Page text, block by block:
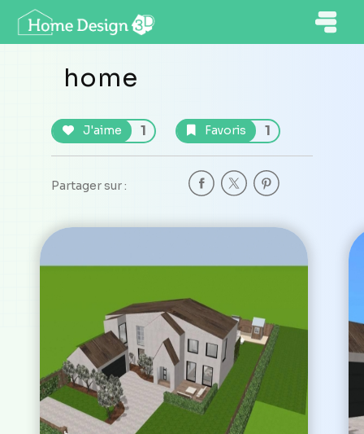
home
J'aime 1 Favoris 1
Partager sur :